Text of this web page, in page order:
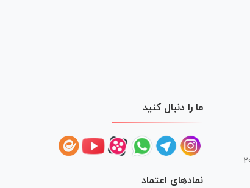
ما را دنبال کنید
نمادهای اعتماد